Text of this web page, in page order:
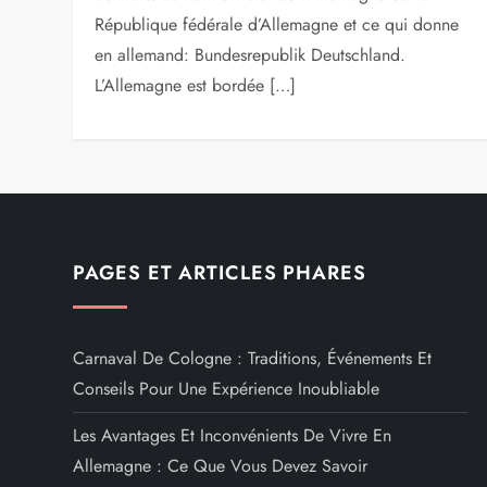
République fédérale d’Allemagne et ce qui donne
en allemand: Bundesrepublik Deutschland.
L’Allemagne est bordée […]
PAGES ET ARTICLES PHARES
Carnaval De Cologne : Traditions, Événements Et
Conseils Pour Une Expérience Inoubliable
Les Avantages Et Inconvénients De Vivre En
Allemagne : Ce Que Vous Devez Savoir